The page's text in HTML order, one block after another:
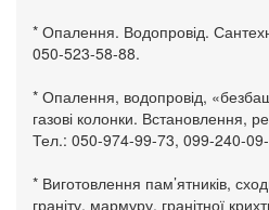
* Опалення. Водопровід.
050-523-58-88.
* Опалення, водопровід,
газові колонки. Встановлення,
Тел.: 050-974-99-73, 099-240-
* Виготовлення пам’ятників,
граніту, мармуру, гранітної